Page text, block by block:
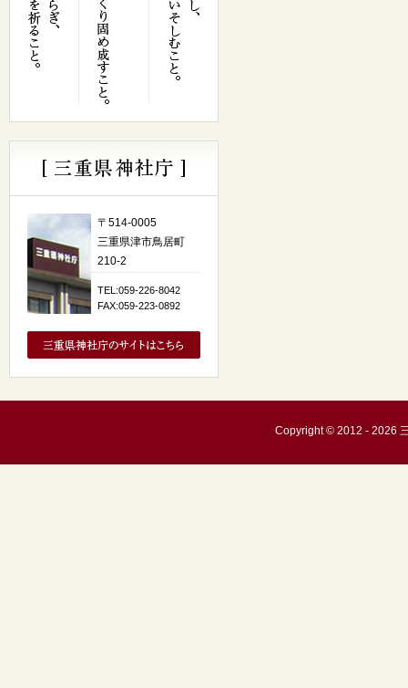
〒514-0005
三重県津市鳥居町
210-2
TEL:059-226-8042
FAX:059-223-0892
Copyright © 2012 - 2026